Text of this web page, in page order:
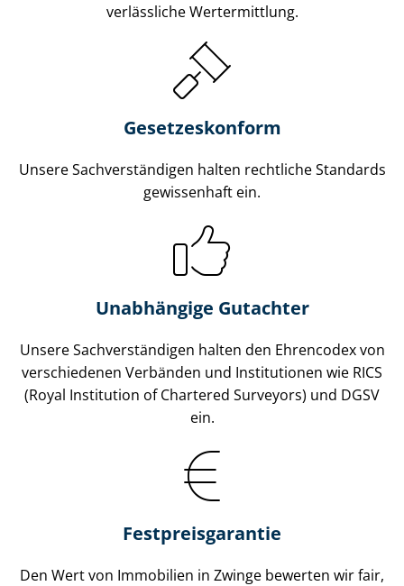
verlässliche Wertermittlung.
Gesetzes­konform
Unsere Sach­ver­stän­di­gen halten rechtliche Standards
gewissenhaft ein.
Unabhängige Gutachter
Unsere Sach­ver­stän­di­gen halten den Ehrencodex von
verschiedenen Verbänden und Institutionen wie RICS
(Royal Institution of Chartered Surveyors) und DGSV
ein.
Festpreis​garantie
Den Wert von Immobilien in Zwinge bewerten wir fair,